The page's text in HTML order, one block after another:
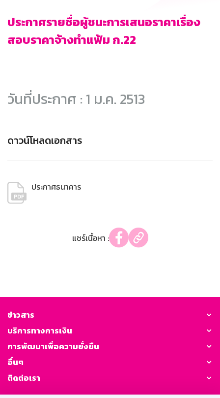
ประกาศรายชื่อผู้ชนะการเสนอราคาเรื่อง
สอบราคาจ้างทำแฟ้ม ก.22
วันที่ประกาศ : 1 ม.ค. 2513
ดาวน์โหลดเอกสาร
ประกาศธนาคาร
แชร์เนื้อหา :
ข่าวสาร
บริการทางการเงิน
การพัฒนาเพื่อความยั่งยืน
อื่นๆ
ติดต่อเรา